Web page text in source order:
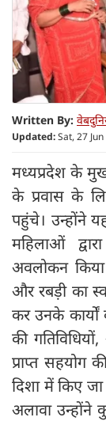
Written By:
Updated:Sat, 27
मध्यप्रदेश के
के प्रवास के
पहुंचे। उन्होंने
महिलाओं
अवलोकन
और रबड़ी का
कर उनके
की
प्राप्त सहयोग
दिशा में किए जा
अलावा